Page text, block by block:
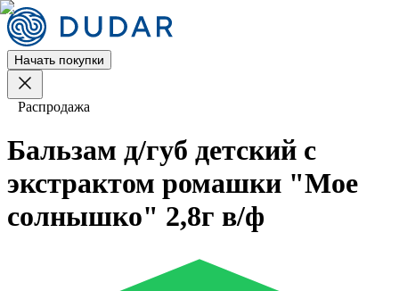
Начать покупки
Распродажа
Бальзам д/губ детский с
экстрактом ромашки "Мое
солнышко" 2,8г в/ф